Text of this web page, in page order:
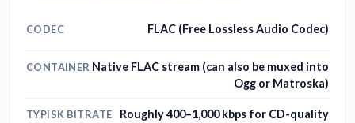
CODEC FLAC (Free Lossless Audio Codec)
CONTAINER Native FLAC stream (can also be muxed into
Ogg or Matroska)
TYPISK BITRATE
Roughly 400–1,000 kbps for CD-quality